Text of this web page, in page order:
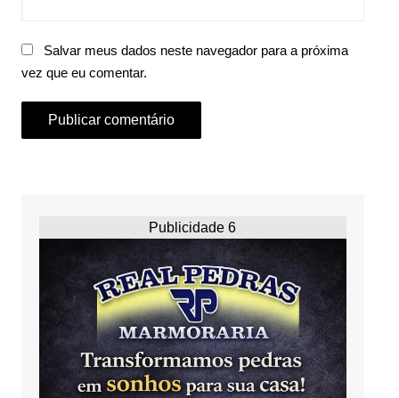
Salvar meus dados neste navegador para a próxima
vez que eu comentar.
Publicidade 6